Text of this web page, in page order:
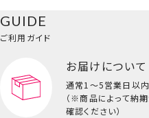
GUIDE
ご利用ガイド
お届けについて
通常1～5営業日以内
（※商品によって納
確認ください）